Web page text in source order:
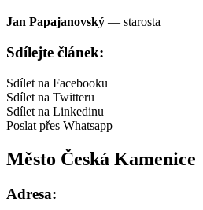
Jan Papajanovský — starosta
Sdílejte článek:
Sdílet na Facebooku
Sdílet na Twitteru
Sdílet na Linkedinu
Poslat přes Whatsapp
Město Česká Kamenice
Adresa: